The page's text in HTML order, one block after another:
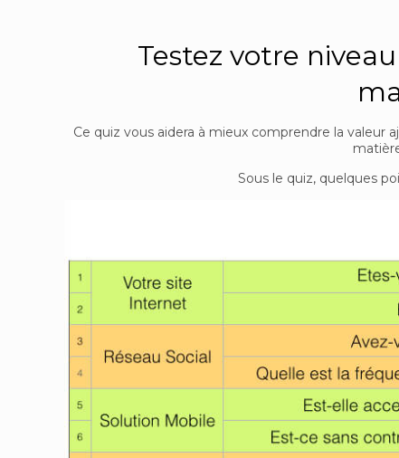
Testez votre
Ce quiz vous aidera à mieux comprendre la
Sous le quiz, quelques